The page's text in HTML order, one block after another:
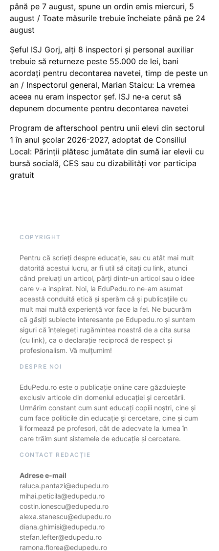
până pe 7 august, spune un ordin emis miercuri, 5
august / Toate măsurile trebuie încheiate până pe 24
august
Șeful ISJ Gorj, alți 8 inspectori și personal auxiliar
trebuie să returneze peste 55.000 de lei, bani
acordați pentru decontarea navetei, timp de peste un
an / Inspectorul general, Marian Staicu: La vremea
aceea nu eram inspector șef. ISJ ne-a cerut să
depunem documente pentru decontarea navetei
Program de afterschool pentru unii elevi din sectorul
1 în anul școlar 2026-2027, adoptat de Consiliul
Local: Părinții plătesc jumătate din sumă iar elevii cu
bursă socială, CES sau cu dizabilităţi vor participa
gratuit
COPYRIGHT
Pentru că scrieți despre educație, sau cu atât mai mult
datorită acestui lucru, ar fi util să citați cu link, atunci
când preluați un articol, părți dintr-un articol sau o idee
care v-a inspirat. Noi, la EduPedu.ro ne-am asumat
această conduită etică și sperăm că și publicațiile cu
mult mai multă experiență vor face la fel. Ne bucurăm
că găsiți subiecte interesante pe Edupedu.ro și suntem
siguri că înțelegeți rugămintea noastră de a cita sursa
(cu link), ca o declarație reciprocă de respect și
profesionalism. Vă mulțumim!
DESPRE NOI
EduPedu.ro este o publicație online care găzduiește
exclusiv articole din domeniul educației și cercetării.
Urmărim constant cum sunt educați copiii noștri, cine și
cum face politicile din educație și cercetare, cine și cum
îi formează pe profesori, cât de adecvate la lumea în
care trăim sunt sistemele de educație și cercetare.
CONTACT REDACȚIE
Adrese e-mail
raluca.pantazi@edupedu.ro
mihai.peticila@edupedu.ro
costin.ionescu@edupedu.ro
alexa.stanescu@edupedu.ro
diana.ghimisi@edupedu.ro
stefan.lefter@edupedu.ro
ramona.florea@edupedu.ro